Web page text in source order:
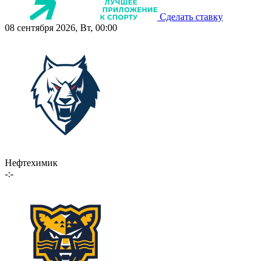
Сделать ставку
08 сентября 2026, Вт, 00:00
Нефтехимик
-:-